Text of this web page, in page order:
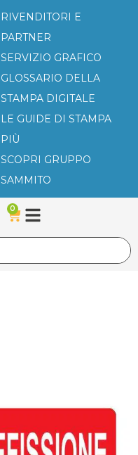
RIVENDITORI E
PARTNER
SERVIZIO GRAFICO
GLOSSARIO DELLA
STAMPA DIGITALE
LE GUIDE DI STAMPA
PIÙ
SCOPRI GRUPPO
SAMMITO
0
Carrello